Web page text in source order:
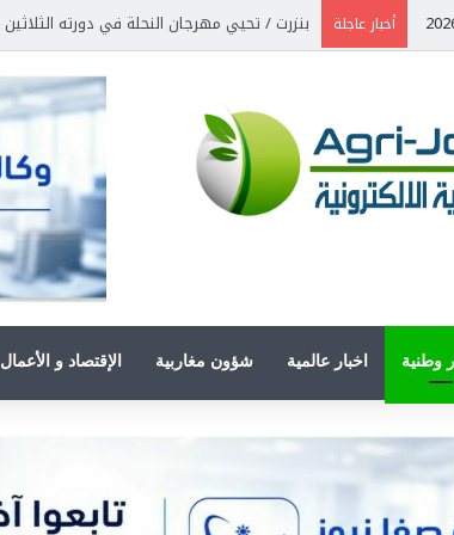
أخبار عاجلة بنزرت / تحيي مهرجان النحلة في دورته الثلاثين
وطنية اخبار عالمية شؤون مغاربية الإقتصاد و الأعمال